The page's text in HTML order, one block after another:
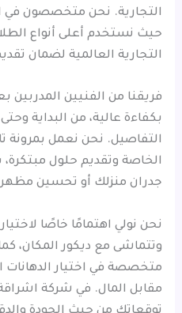
التجارية. نحن متخصصون في
حيث نستخدم أعلى أنواع
التجارية العالمية لضمان
فريقنا من الفنيين
بكفاءة عالية، من البداية
التفاصيل. نحن نعمل بمرونة
الخاصة وتقديم حلول
جدران منزلك أو تحسين مظهر
نحن نولي اهتمامًا خاصًا
وتتماشى مع ديكور المكان،
متخصصة في اختيار الدهانات
مقابل المال. في شركة